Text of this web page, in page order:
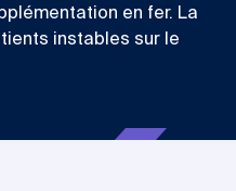
en fer. La
instables sur le